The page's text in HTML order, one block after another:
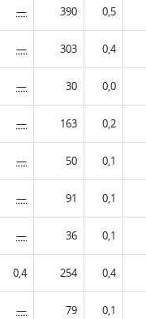
— 390 0,5
— 303 0,4
— 30 0,0
— 163 0,2
— 50 0,1
— 91 0,1
— 36 0,1
0,4 254 0,4
— 79 0,1